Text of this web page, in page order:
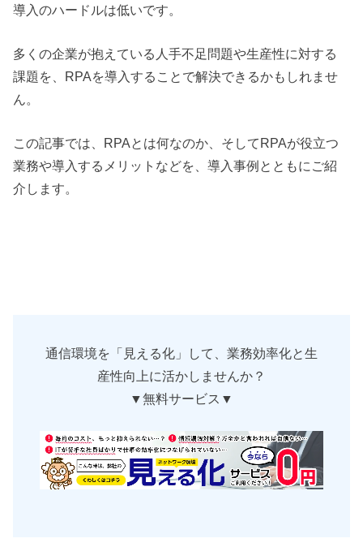
導入のハードルは低いです。
多くの企業が抱えている人手不足問題や生産性に対する
課題を、RPAを導入することで解決できるかもしれませ
ん。
この記事では、RPAとは何なのか、そしてRPAが役立つ
業務や導入するメリットなどを、導入事例とともにご紹
介します。
通信環境を「見える化」して、業務効率化と生
産性向上に活かしませんか？
▼無料サービス▼